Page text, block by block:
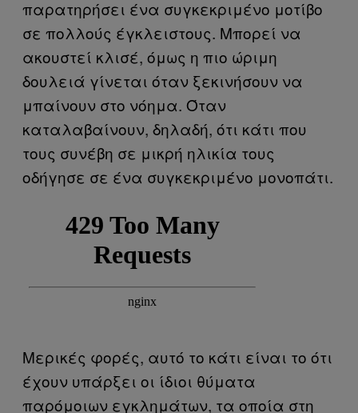
παρατηρήσει ένα συγκεκριμένο μοτίβο
σε πολλούς έγκλειστους. Μπορεί να
ακουστεί κλισέ, όμως η πιο ώριμη
δουλειά γίνεται όταν ξεκινήσουν να
μπαίνουν στο νόημα. Όταν
καταλαβαίνουν, δηλαδή, ότι κάτι που
τους συνέβη σε μικρή ηλικία τους
οδήγησε σε ένα συγκεκριμένο μονοπάτι.
Μερικές φορές, αυτό το κάτι είναι το ότι
έχουν υπάρξει οι ίδιοι θύματα
παρόμοιων εγκλημάτων, τα οποία στη